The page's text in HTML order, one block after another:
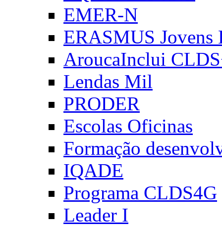
EMER-N
ERASMUS Jovens
AroucaInclui
Lendas Mil
PRODER
Escolas Oficinas
Formação
IQADE
Programa CLDS4G
Leader I